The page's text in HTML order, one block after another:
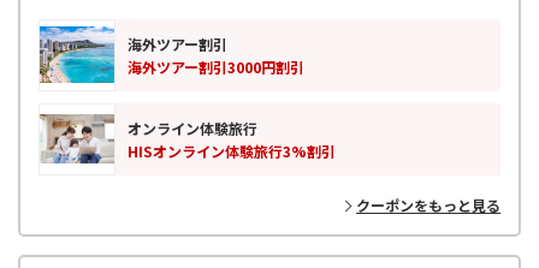
海外ツアー割引
海外ツアー割引3000円割引
オンライン体験旅行
HISオンライン体験旅行3%割引
クーポンをもっと見る